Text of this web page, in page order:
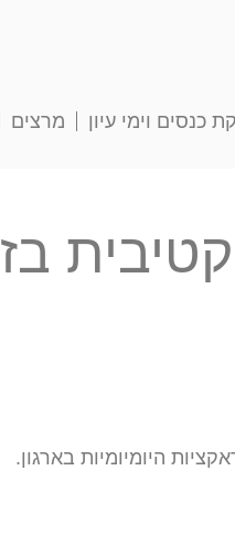
כנסים וימי עיון מרצים
היומיומיות בארגון.